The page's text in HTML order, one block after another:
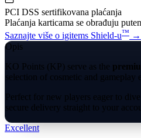
PCI DSS sertifikovana plaćanja
Plaćanja karticama se obrađuju
Saznajte više o igitems Shield-u™ →
Opis
KO Points (KP) serve as the
selection of cosmetic and gameplay
Perfect for new players eager to
secure delivery straight to your
Excellent